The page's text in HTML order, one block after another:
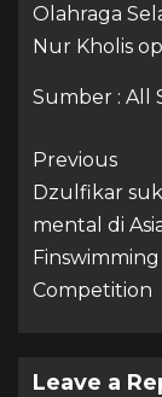
Olahraga
Nur Kholis
Sumber : All
Previous
Dzulfikar
mental di
Finswimming
Competition
Leave a